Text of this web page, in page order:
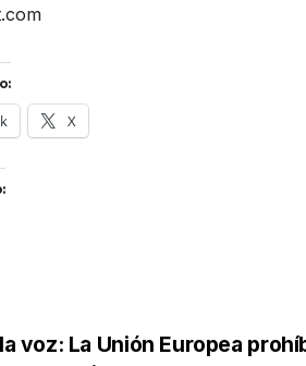
X
voz: La Unión Europea